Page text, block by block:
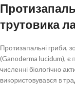
трутовика
Протизапальні гриби,
(Ganoderma lucidum), є
численні біологічно
використовувався в